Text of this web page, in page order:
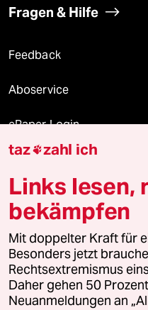
Fragen & Hilfe
Feedback
Aboservice
ePaper Login
Downloads für
© 2026 taz Verlags und
Alle Rechte vorbehalten. Bei
wenden Sie sich bitte an
Feedback
taz zahl ich
Links lesen,
bekämpfen
Mit doppelter Kraft für
Besonders jetzt
Rechtsextremismus
Daher gehen 50
Neuanmeldungen an